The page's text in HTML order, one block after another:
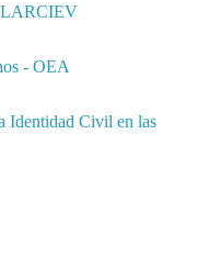
- OEA
Identidad Civil en las